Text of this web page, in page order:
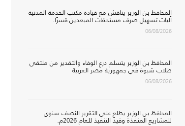
المحافظ بن الوزير يناقش مع قيادة مكتب الخدمة المدنية
آليات تسهيل صرف مستحقات المبعدين قسرًا.
06/08/2026
المحافظ بن الوزير يتسلم درع الوفاء والتقدير من ملتقى
طلاب شبوة في جمهورية مصر العربية
06/08/2026
المحافظ بن الوزير يطلع على التقرير النصف سنوي
للمشاريع المنفذة وقيد التنفيذ للعام 2026م.